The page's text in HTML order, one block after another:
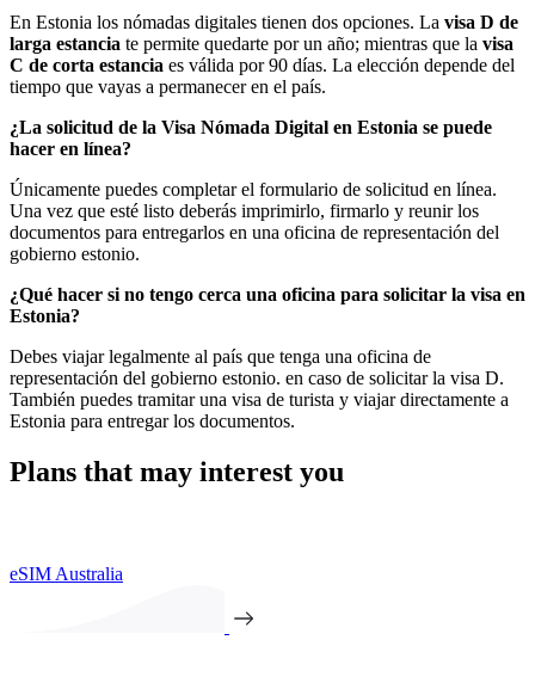
En Estonia los nómadas digitales tienen dos opciones. La visa D de
larga estancia te permite quedarte por un año; mientras que la visa
C de corta estancia es válida por 90 días. La elección depende del
tiempo que vayas a permanecer en el país.
¿La solicitud de la Visa Nómada Digital en Estonia se puede
hacer en línea?
Únicamente puedes completar el formulario de solicitud en línea.
Una vez que esté listo deberás imprimirlo, firmarlo y reunir los
documentos para entregarlos en una oficina de representación del
gobierno estonio.
¿Qué hacer si no tengo cerca una oficina para solicitar la visa en
Estonia?
Debes viajar legalmente al país que tenga una oficina de
representación del gobierno estonio. en caso de solicitar la visa D.
También puedes tramitar una visa de turista y viajar directamente a
Estonia para entregar los documentos.
Plans that may interest you
eSIM Australia